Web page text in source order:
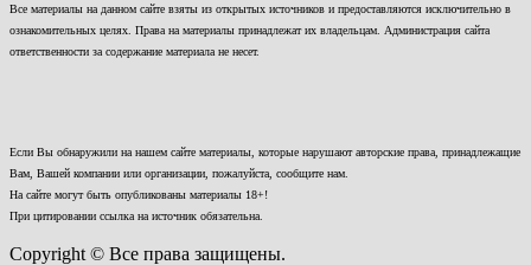
Все материалы на данном сайте взяты из открытых источников и предоставляются исключительно в
ознакомительных целях. Права на материалы принадлежат их владельцам. Администрация сайта
ответственности за содержание материала не несет.
Если Вы обнаружили на нашем сайте материалы, которые нарушают авторские права, принадлежащие
Вам, Вашей компании или организации, пожалуйста, сообщите нам.
На сайте могут быть опубликованы материалы 18+!
При цитировании ссылка на источник обязательна.
Copyright © Все права защищены.